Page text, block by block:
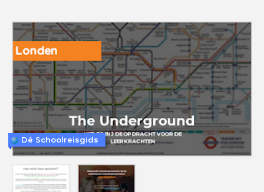
Dé Schoolreisgids